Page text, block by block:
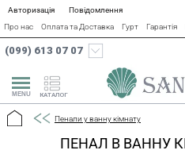
Авторизація
Повідомлення
Про нас
Оплата та Доставка Гурт Гарантія
(099) 613 07 07
КАТАЛОГ
Пенали у ванну кімнату
ПЕНАЛ В ВАННУ